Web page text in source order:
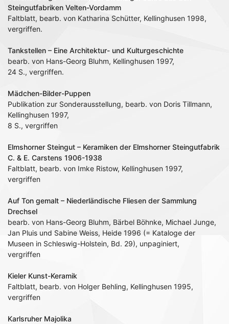
Steingutfabriken Velten-Vordamm
Faltblatt, bearb. von Katharina Schütter, Kellinghusen 1998,
vergriffen.
Tankstellen – Eine Architektur- und Kulturgeschichte
bearb. von Hans-Georg Bluhm, Kellinghusen 1997,
24 S., vergriffen.
Mädchen-Bilder-Puppen
Publikation zur Sonderausstellung, bearb. von Doris Tillmann,
Kellinghusen 1997,
8 S., vergriffen
Elmshorner Steingut – Keramiken der Elmshorner Steingutfabrik
C. & E. Carstens 1906-1938
Faltblatt, bearb. von Imke Ristow, Kellinghusen 1997,
vergriffen
Auf Ton gemalt – Niederländische Fliesen der Sammlung
Drechsel
bearb. von Hans-Georg Bluhm, Bärbel Böhnke, Michael Junge,
Jan Pluis und Sabine Weiss, Heide 1996 (= Kataloge der
Museen in Schleswig-Holstein, Bd. 29), unpaginiert,
vergriffen
Kieler Kunst-Keramik
Faltblatt, bearb. von Holger Behling, Kellinghusen 1995,
vergriffen
Karlsruher Majolika